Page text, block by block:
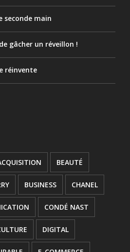
seconde main
gâcher un réveillon !
réinvente
BEAUTÉ
BUSINESS CHANEL
CONDÉ NAST
DIGITAL